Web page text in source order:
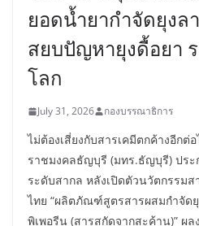
ยอดน้ำยากำจัดยุงล
สยบปัญหายุงดื้อยา
โลก
July 31, 2026 กองบรรณาธิการ
ไม่ต้องเสี่ยงกับสารเคมีตกค้างอีกต่
ราชมงคลธัญบุรี (มทร.ธัญบุรี) ประ
ระดับสากล หลังเปิดตัวนวัตกรรม
ไทย “ผลิตภัณฑ์สูตรสารผสมกำจัด
พิเพอรีน (สารสกัดจากสะค้าน)”